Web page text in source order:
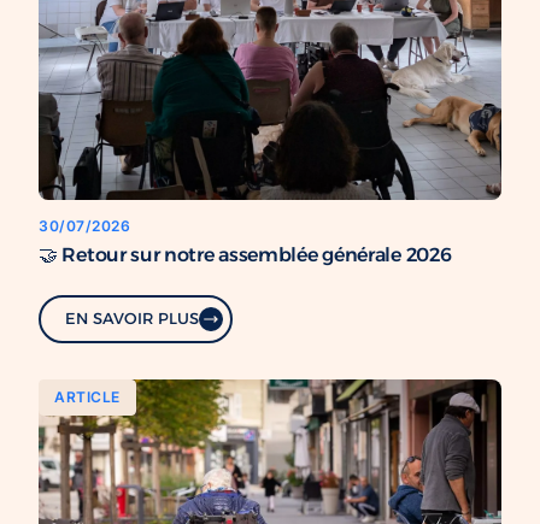
30/07/2026
🤝 Retour sur notre assemblée générale 2026
EN SAVOIR PLUS
ARTICLE